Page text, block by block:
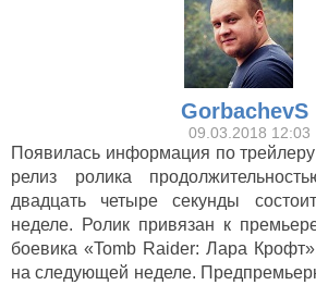
GorbachevS
09.03.2018 12:03
Появилась информация по
релиз ролика
двадцать четыре секунды
неделе. Ролик привязан к
боевика «Tomb Raider: Лара
на следующей неделе.